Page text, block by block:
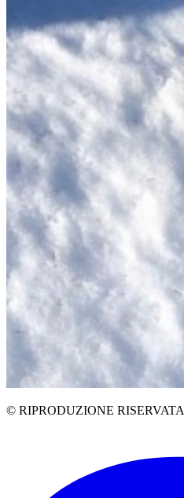
© RIPRODUZIONE RISERVATA